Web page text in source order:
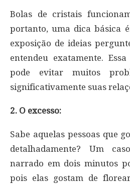
Bolas de cristais
portanto, uma dica básica
exposição de ideias
entendeu exatamente.
pode evitar muitos
significativamente suas
2. O excesso:
Sabe aquelas pessoas que
detalhadamente? Um
narrado em dois minutos
pois elas gostam de